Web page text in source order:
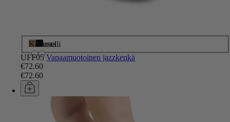
Karamelli
Musta
UFF05 Vapaamuotoinen jazzkenkä
€72.60
€72.60